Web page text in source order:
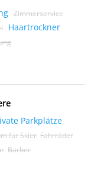
Zimmerservice
Haartrockner
Parkplätze
für Skier Fahrräder
Barber